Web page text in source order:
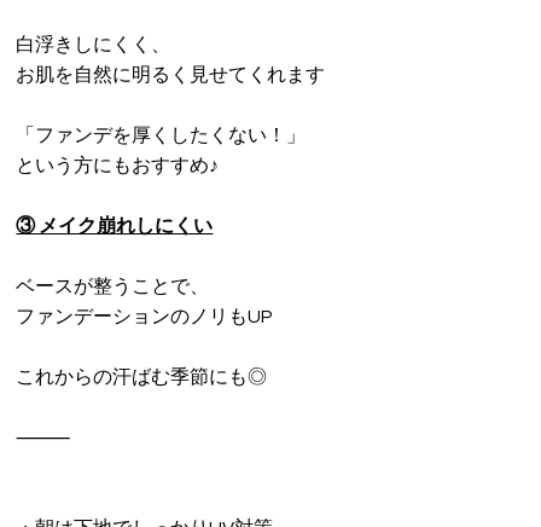
白浮きしにくく、
お肌を自然に明るく見せてくれます
「ファンデを厚くしたくない！」
という方にもおすすめ♪
③ メイク崩れしにくい
ベースが整うことで、
ファンデーションのノリもUP
これからの汗ばむ季節にも◎
⸻